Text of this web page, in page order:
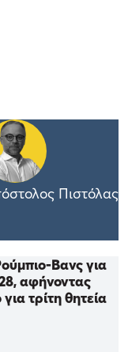
Πιστόλας
Βανς για
αφήνοντας
τρίτη θητεία